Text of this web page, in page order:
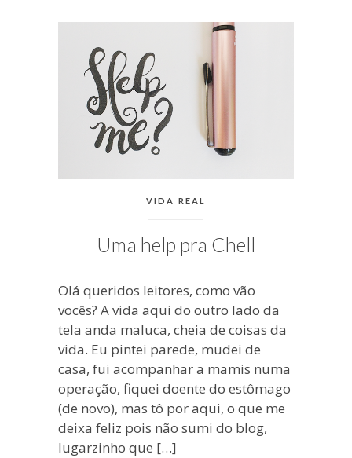
antiga.
CATEGORIAS:
VIDA REAL
Uma help pra Chell
Olá queridos leitores, como vão
vocês? A vida aqui do outro lado da
tela anda maluca, cheia de coisas da
vida. Eu pintei parede, mudei de
casa, fui acompanhar a mamis numa
operação, fiquei doente do estômago
(de novo), mas tô por aqui, o que me
deixa feliz pois não sumi do blog,
lugarzinho que […]